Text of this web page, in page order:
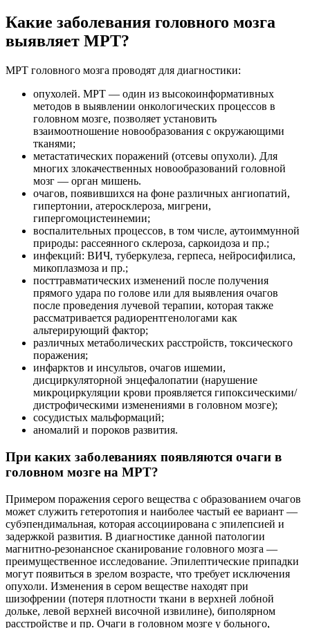
Какие заболевания головного мозга
выявляет МРТ?
МРТ головного мозга проводят для диагностики:
опухолей. МРТ — один из высокоинформативных
методов в выявлении онкологических процессов в
головном мозге, позволяет установить
взаимоотношение новообразования с окружающими
тканями;
метастатических поражений (отсевы опухоли). Для
многих злокачественных новообразований головной
мозг — орган мишень.
очагов, появившихся на фоне различных ангиопатий,
гипертонии, атеросклероза, мигрени,
гипергомоцистеинемии;
воспалительных процессов, в том числе, аутоиммунной
природы: рассеянного склероза, саркоидоза и пр.;
инфекций: ВИЧ, туберкулеза, герпеса, нейросифилиса,
микоплазмоза и пр.;
посттравматических изменений после получения
прямого удара по голове или для выявления очагов
после проведения лучевой терапии, которая также
рассматривается радиорентгенологами как
альтерирующий фактор;
различных метаболических расстройств, токсического
поражения;
инфарктов и инсультов, очагов ишемии,
дисциркуляторной энцефалопатии (нарушение
микроциркуляции крови проявляется гипоксическими/
дистрофическими изменениями в головном мозге);
сосудистых мальформаций;
аномалий и пороков развития.
При каких заболеваниях появляются очаги в
головном мозге на МРТ?
Примером поражения серого вещества с образованием очагов
может служить гетеротопия и наиболее частый ее вариант —
субэпендимальная, которая ассоциирована с эпилепсией и
задержкой развития. В диагностике данной патологии
магнитно-резонансное сканирование головного мозга —
преимущественное исследование. Эпилептические припадки
могут появиться в зрелом возрасте, что требует исключения
опухоли. Изменения в сером веществе находят при
шизофрении (потеря плотности ткани в верхней лобной
дольке, левой верхней височной извилине), биполярном
расстройстве и пр. Очаги в головном мозге у больного,